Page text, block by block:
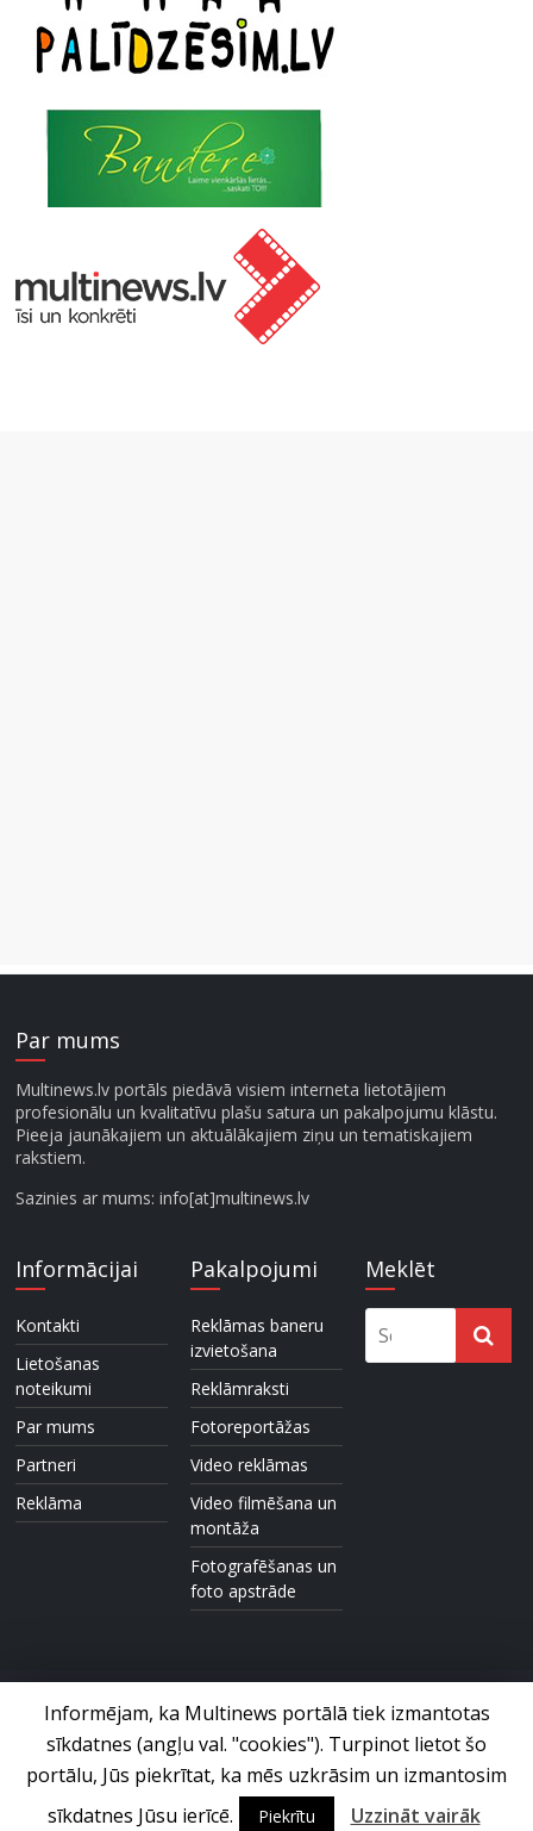
Par mums
Multinews.lv portāls piedāvā visiem interneta lietotājiem
profesionālu un kvalitatīvu plašu satura un pakalpojumu klāstu.
Pieeja jaunākajiem un aktuālākajiem ziņu un tematiskajiem
rakstiem.
Sazinies ar mums: info[at]multinews.lv
Informācijai
Kontakti
Lietošanas
noteikumi
Par mums
Partneri
Reklāma
Pakalpojumi
Reklāmas baneru
izvietošana
Reklāmraksti
Fotoreportāžas
Video reklāmas
Video filmēšana un
montāža
Fotografēšanas un
foto apstrāde
Meklēt
Foto un video ziņu portāls © 2017 Multinews.lv. Visas tiesības
paturētas.
Informējam, ka Multinews portālā tiek izmantotas
sīkdatnes (angļu val. "cookies"). Turpinot lietot šo
portālu, Jūs piekrītat, ka mēs uzkrāsim un izmantosim
sīkdatnes Jūsu ierīcē.
Piekrītu Uzzināt vairāk